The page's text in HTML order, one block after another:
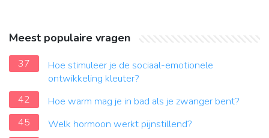
Meest populaire vragen
37
Hoe stimuleer je de sociaal-emotionele
ontwikkeling kleuter?
42
Hoe warm mag je in bad als je zwanger bent?
45
Welk hormoon werkt pijnstillend?